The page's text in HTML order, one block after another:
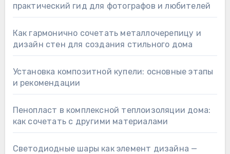
практический гид для фотографов и любителей
Как гармонично сочетать металлочерепицу и
дизайн стен для создания стильного дома
Установка композитной купели: основные этапы
и рекомендации
Пенопласт в комплексной теплоизоляции дома:
как сочетать с другими материалами
Светодиодные шары как элемент дизайна —